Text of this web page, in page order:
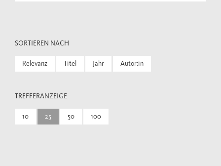
SORTIEREN NACH
Relevanz Titel Jahr Autor:in
TREFFERANZEIGE
10 25 50 100